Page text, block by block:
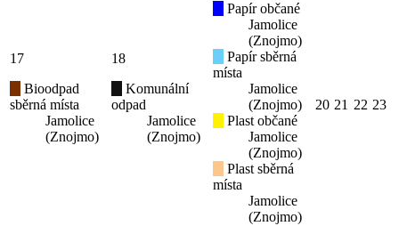
17
Bioodpad
sběrná místa
Jamolice
(Znojmo)
18
Komunální
odpad
Jamolice
(Znojmo)
Papír občané
Jamolice
(Znojmo)
Papír sběrná
místa
Jamolice
(Znojmo)
Plast občané
Jamolice
(Znojmo)
Plast sběrná
místa
Jamolice
(Znojmo)
20 21 22 23